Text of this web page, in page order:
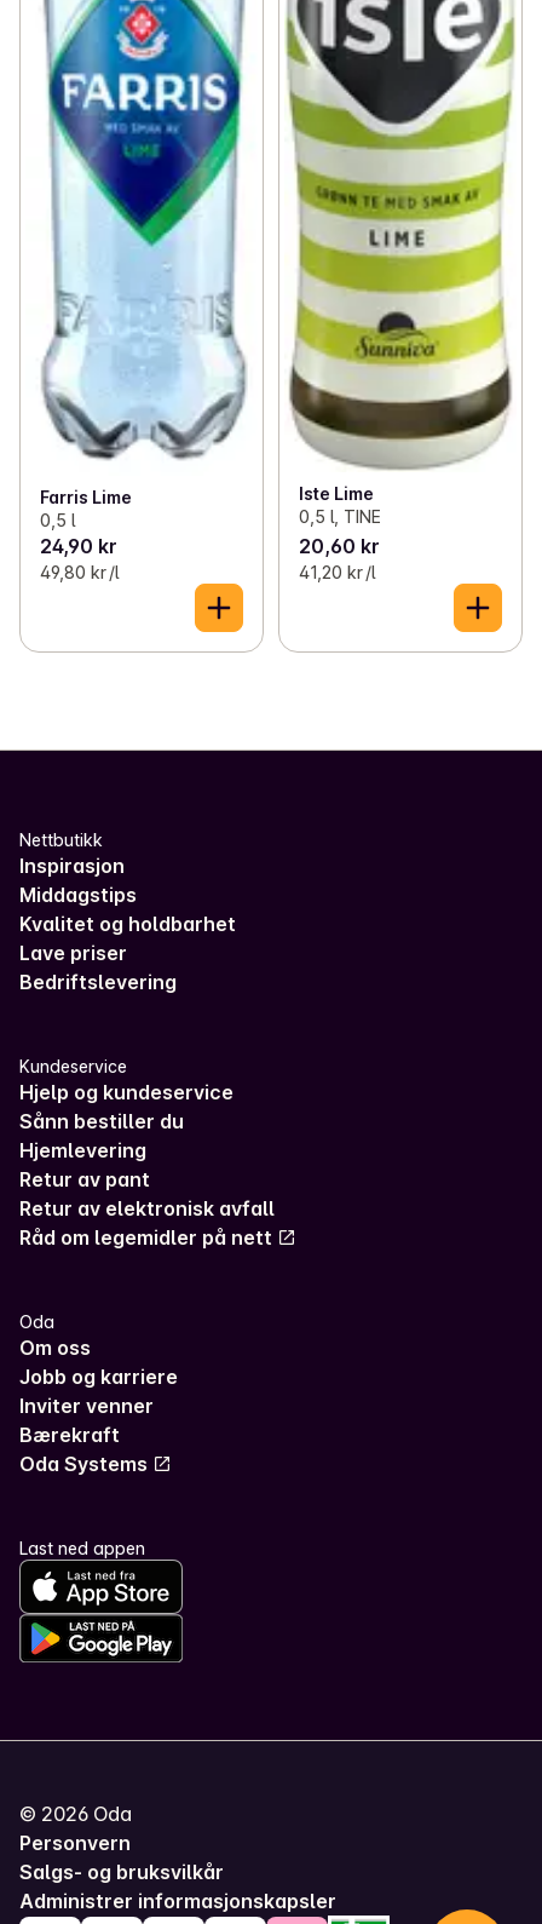
Farris Lime
0,5 l
24,90 kr
49,80 kr /l
Iste Lime
0,5 l, TINE
20,60 kr
41,20 kr /l
Nettbutikk
Inspirasjon
Middagstips
Kvalitet og holdbarhet
Lave priser
Bedriftslevering
Kundeservice
Hjelp og kundeservice
Sånn bestiller du
Hjemlevering
Retur av pant
Retur av elektronisk avfall
Råd om legemidler på nett
Oda
Om oss
Jobb og karriere
Inviter venner
Bærekraft
Oda Systems
Last ned appen
© 2026 Oda
Personvern
Salgs- og bruksvilkår
Administrer informasjonskapsler